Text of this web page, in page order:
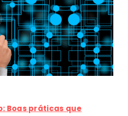
Boas práticas que